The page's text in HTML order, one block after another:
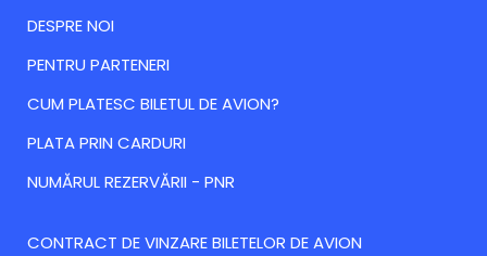
DESPRE NOI
PENTRU PARTENERI
CUM PLATESC BILETUL DE AVION?
PLATA PRIN CARDURI
NUMĂRUL REZERVĂRII - PNR
CONTRACT DE VINZARE BILETELOR DE AVION